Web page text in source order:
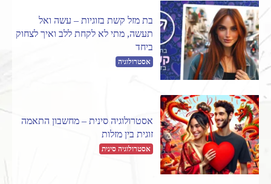
בת מזל קשת בזוגיות – עשה ואל
תעשה, מתי לא לקחת ללב ואיך לצחוק
ביחד
אסטרולוגיה
אסטרולוגיה סינית – מחשבון התאמה
זוגית בין מזלות
אסטרולוגיה סינית